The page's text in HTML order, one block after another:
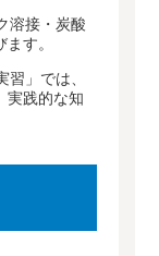
溶接・炭酸
す。
」では、
実践的な知